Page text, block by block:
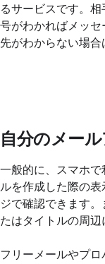
るサービスです。
号がわかればメッセ
先がわからない場合
自分のメー
一般的に、スマホ
ルを作成した際の
ジで確認できます
たはタイトルの周辺
フリーメールやプ